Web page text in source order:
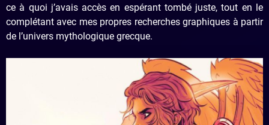
ce à quoi j’avais accès en espérant tombé juste, tout en le
complétant avec mes propres recherches graphiques à partir
de l’univers mythologique grecque.